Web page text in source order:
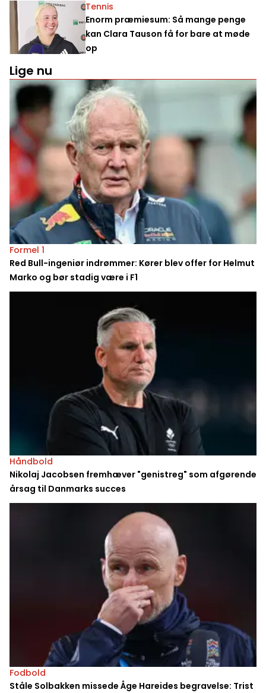
Tennis
Enorm præmiesum: Så mange penge
kan Clara Tauson få for bare at møde
op
Lige nu
Formel 1
Red Bull-ingeniør indrømmer: Kører blev offer for Helmut
Marko og bør stadig være i F1
Håndbold
Nikolaj Jacobsen fremhæver "genistreg" som afgørende
årsag til Danmarks succes
Fodbold
Ståle Solbakken missede Åge Hareides begravelse: Trist